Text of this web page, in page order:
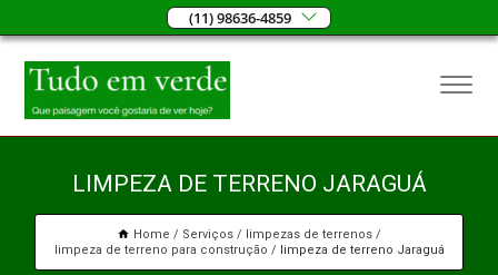
(11) 98636-4859
LIMPEZA DE TERRENO JARAGUÁ
Home Serviços
limpezas de terrenos
limpeza de terreno para construção
limpeza de terreno Jaraguá